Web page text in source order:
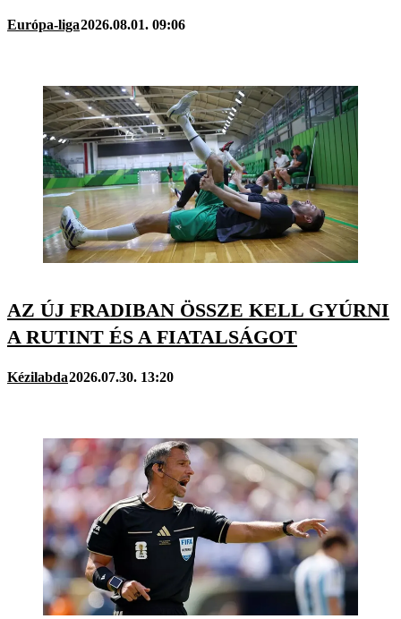
Európa-liga2026.08.01. 09:06
AZ ÚJ FRADIBAN ÖSSZE KELL GYÚRNI
A RUTINT ÉS A FIATALSÁGOT
Kézilabda2026.07.30. 13:20